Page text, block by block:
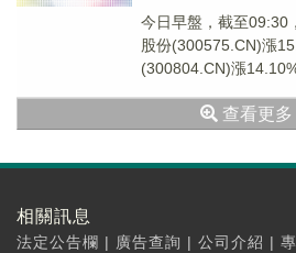
今日早盤，截至09:30
股份(300575.CN)漲
(300804.CN)漲
查看更多
相關訊息
法定公告欄 | 廣告查詢 | 公司介紹 |